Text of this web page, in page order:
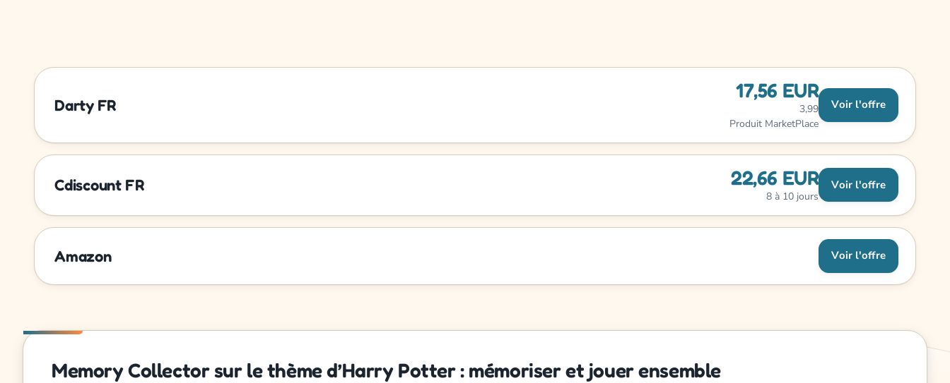
Darty FR
17,56 EUR
3,99
Produit MarketPlace
Voir l'offre
Cdiscount FR 22,66 EUR
8 à 10 jours
Voir l'offre
Amazon Voir l'offre
Memory Collector sur le thème d’Harry Potter : mémoriser et jouer ensemble